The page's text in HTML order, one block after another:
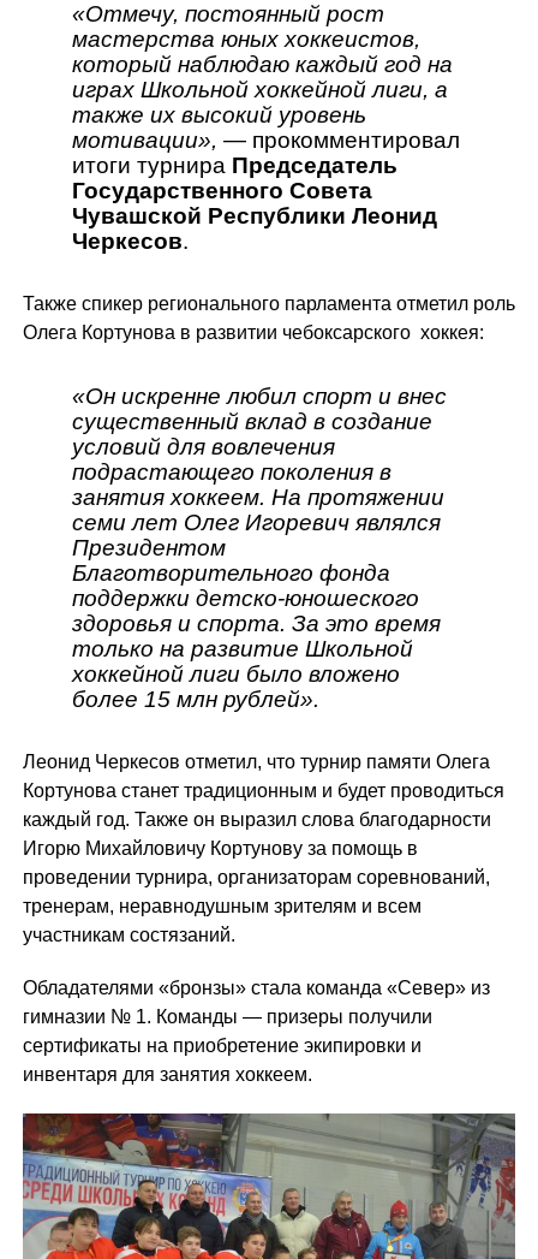
«Отмечу, постоянный рост
мастерства юных хоккеистов,
который наблюдаю каждый год на
играх Школьной хоккейной лиги, а
также их высокий уровень
мотивации», — прокомментировал
итоги турнира Председатель
Государственного Совета
Чувашской Республики Леонид
Черкесов.
Также спикер регионального парламента отметил роль
Олега Кортунова в развитии чебоксарского хоккея:
«Он искренне любил спорт и внес
существенный вклад в создание
условий для вовлечения
подрастающего поколения в
занятия хоккеем. На протяжении
семи лет Олег Игоревич являлся
Президентом
Благотворительного фонда
поддержки детско-юношеского
здоровья и спорта. За это время
только на развитие Школьной
хоккейной лиги было вложено
более 15 млн рублей».
Леонид Черкесов отметил, что турнир памяти Олега
Кортунова станет традиционным и будет проводиться
каждый год. Также он выразил слова благодарности
Игорю Михайловичу Кортунову за помощь в
проведении турнира, организаторам соревнований,
тренерам, неравнодушным зрителям и всем
участникам состязаний.
Обладателями «бронзы» стала команда «Север» из
гимназии № 1. Команды — призеры получили
сертификаты на приобретение экипировки и
инвентаря для занятия хоккеем.